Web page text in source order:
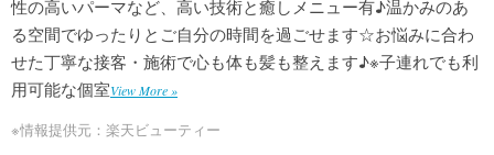
性の高いパーマなど、高い技術と癒しメニュー有♪温かみのあ
る空間でゆったりとご自分の時間を過ごせます☆お悩みに合わ
せた丁寧な接客・施術で心も体も髪も整えます♪※子連れでも利
用可能な個室View More »
※情報提供元：楽天ビューティー